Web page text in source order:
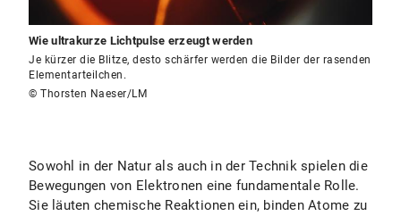
Wie ultrakurze Lichtpulse erzeugt werden
Je kürzer die Blitze, desto schärfer werden die Bilder der rasenden
Elementarteilchen.
© Thorsten Naeser/LM
Sowohl in der Natur als auch in der Technik spielen die
Bewegungen von Elektronen eine fundamentale Rolle.
Sie läuten chemische Reaktionen ein, binden Atome zu